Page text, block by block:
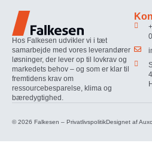
Hos Falkesen udvikler vi i tæt
samarbejde med vores leverandører
løsninger, der lever op til lovkrav og
markedets behov – og som er klar til
fremtidens krav om
ressourcebesparelse, klima og
bæredygtighed.
© 2026 Falkesen – PrivatlivspolitikDesignet afAuxo